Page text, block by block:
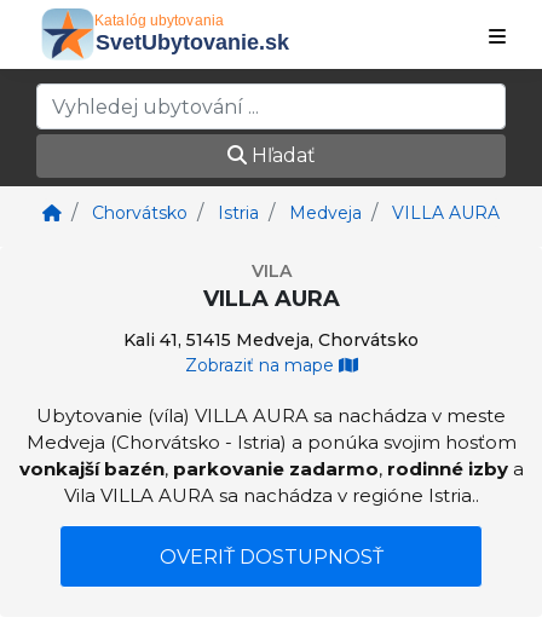
Hľadať
Chorvátsko Istria Medveja VILLA AURA
VILA
VILLA AURA
Kali 41, 51415 Medveja, Chorvátsko
Zobraziť na mape
Ubytovanie (víla) VILLA AURA sa nachádza v meste
Medveja (Chorvátsko - Istria) a ponúka svojim hosťom
vonkajší bazén, parkovanie zadarmo, rodinné izbya
Vila VILLA AURA sa nachádza v regióne Istria..
OVERIŤ DOSTUPNOSŤ